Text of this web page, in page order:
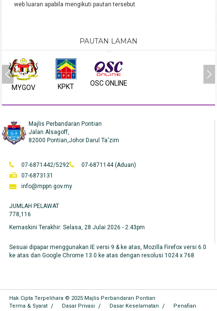
web luaran apabila mengikuti pautan tersebut.
PAUTAN LAMAN
MYGOV KPKT OSC ONLINE
Majlis Perbandaran Pontian
Jalan Alsagoff,
82000 Pontian,Johor Darul Ta'zim
07-6871442/5292
07-6871144 (Aduan)
07-6873131
info@mppn.gov.my
JUMLAH PELAWAT
778,116
Kemaskini Terakhir:Selasa, 28 Julai 2026 - 2:43pm
Sesuai dipapar menggunakan IE versi 9 & ke atas, Mozilla Firefox versi 6.0
ke atas dan Google Chrome 13.0 ke atas dengan resolusi 1024 x 768
Hak Cipta Terpelihara © 2025 Majlis Perbandaran Pontian
Terma & Syarat
Dasar Privasi Dasar Keselamatan Penafian